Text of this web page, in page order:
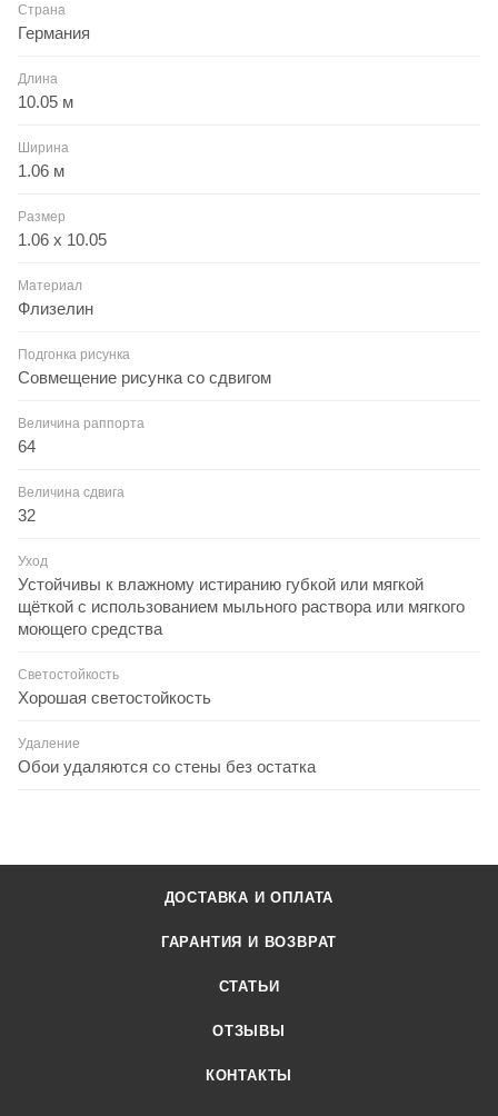
Страна
Германия
Длина
10.05 м
Ширина
1.06 м
Размер
1.06 x 10.05
Материал
Флизелин
Подгонка рисунка
Совмещение рисунка со сдвигом
Величина раппорта
64
Величина сдвига
32
Уход
Устойчивы к влажному истиранию губкой или мягкой
щёткой с использованием мыльного раствора или мягкого
моющего средства
Светостойкость
Хорошая светостойкость
Удаление
Обои удаляются со стены без остатка
ДОСТАВКА И ОПЛАТА
ГАРАНТИЯ И ВОЗВРАТ
СТАТЬИ
ОТЗЫВЫ
КОНТАКТЫ